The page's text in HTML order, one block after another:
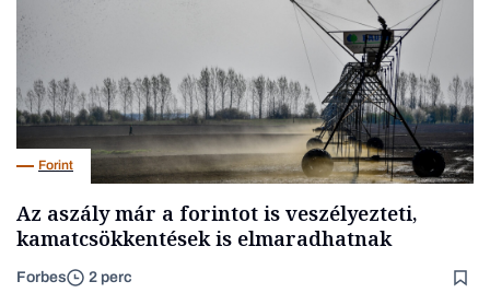
Forint
Az aszály már a forintot is veszélyezteti,
kamatcsökkentések is elmaradhatnak
Forbes 2 perc